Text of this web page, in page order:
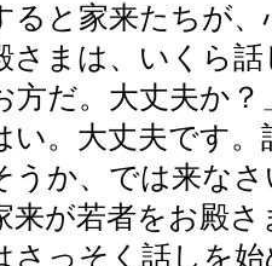
と家来たちが、
さまは、いくら
方だ。大丈夫か？
い。大丈夫です
うか、では来な
が若者をお殿さ
さっそく話しを